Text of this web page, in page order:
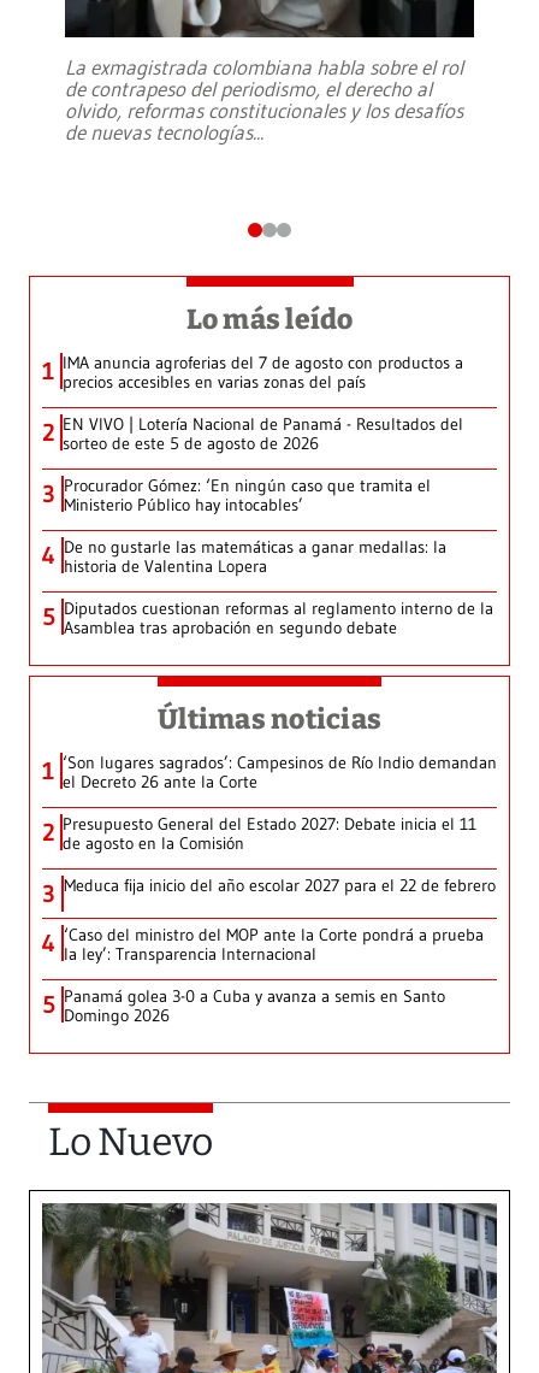
La exmagistrada colombiana habla sobre el rol
de contrapeso del periodismo, el derecho al
olvido, reformas constitucionales y los desafíos
de nuevas tecnologías...
Lo más leído
1 IMA anuncia agroferias del 7 de agosto con productos a
precios accesibles en varias zonas del país
2 EN VIVO | Lotería Nacional de Panamá - Resultados del
sorteo de este 5 de agosto de 2026
3 Procurador Gómez: ‘En ningún caso que tramita el
Ministerio Público hay intocables’
4 De no gustarle las matemáticas a ganar medallas: la
historia de Valentina Lopera
5 Diputados cuestionan reformas al reglamento interno de la
Asamblea tras aprobación en segundo debate
Últimas noticias
1 ‘Son lugares sagrados’: Campesinos de Río Indio demandan
el Decreto 26 ante la Corte
2 Presupuesto General del Estado 2027: Debate inicia el 11
de agosto en la Comisión
3 Meduca fija inicio del año escolar 2027 para el 22 de febrero
4 ‘Caso del ministro del MOP ante la Corte pondrá a prueba
la ley’: Transparencia Internacional
5 Panamá golea 3-0 a Cuba y avanza a semis en Santo
Domingo 2026
Lo Nuevo